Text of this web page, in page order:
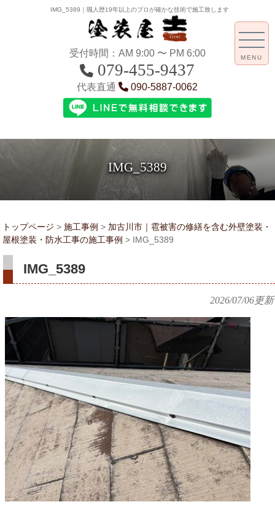
IMG_5389｜職人歴19年以上のプロが確かな技術で施工致します
受付時間：AM 9:00 〜 PM 6:00
079-455-9437
代表直通 090-5887-0062
IMG_5389
MENU
トップページ > 施工事例 > 加古川市｜雹被害の修繕を含む外壁塗装・
屋根塗装・防水工事の施工事例 > IMG_5389
IMG_5389
2026/07/06更新